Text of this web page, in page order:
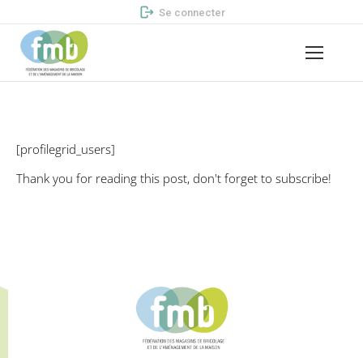
Se connecter
[profilegrid_users]
Thank you for reading this post, don't forget to subscribe!